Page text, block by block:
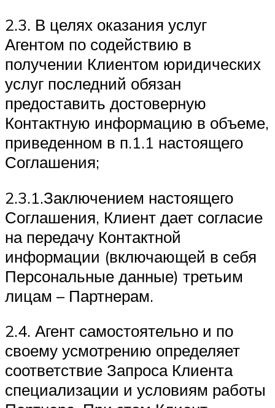
2.3. В целях оказания услуг
Агентом по содействию в
получении Клиентом юридических
услуг последний обязан
предоставить достоверную
Контактную информацию в объеме,
приведенном в п.1.1 настоящего
Соглашения;
2.3.1.Заключением настоящего
Соглашения, Клиент дает согласие
на передачу Контактной
информации (включающей в себя
Персональные данные) третьим
лицам – Партнерам.
2.4. Агент самостоятельно и по
своему усмотрению определяет
соответствие Запроса Клиента
специализации и условиям работы